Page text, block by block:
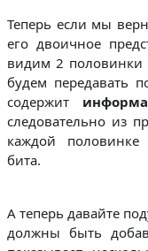
Теперь если мы
его двоичное
видим 2
будем передавать
содержит
следовательно из
каждой
бита.
А теперь давайте
должны быть